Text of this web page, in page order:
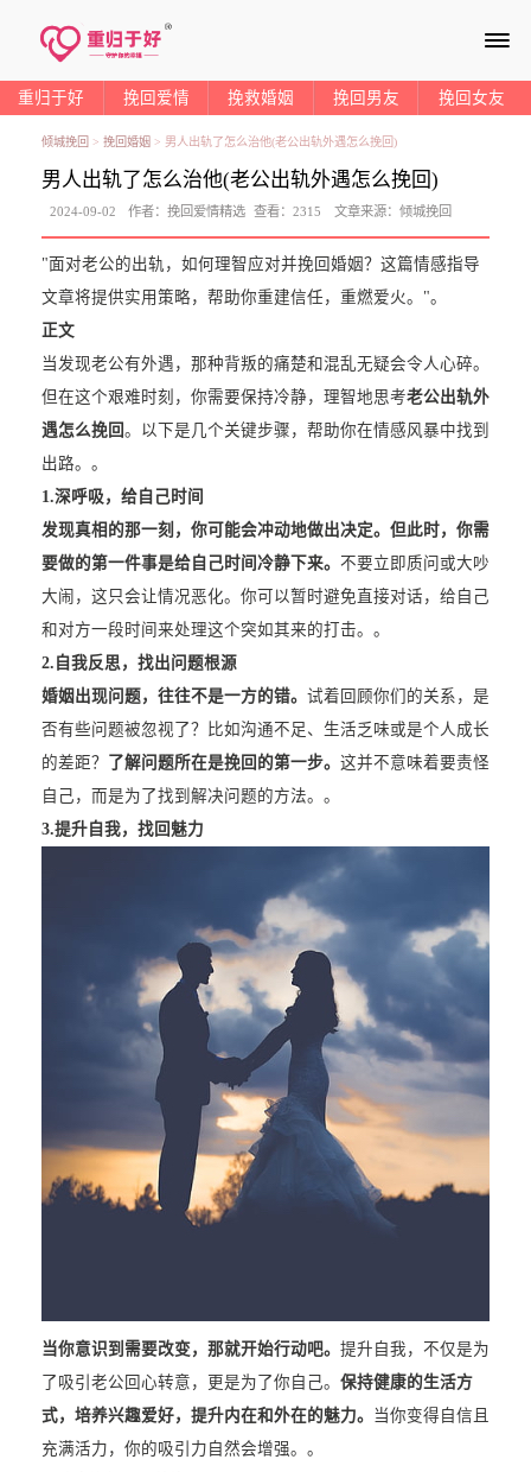
≡
重归于好 挽回爱情 挽救婚姻 挽回男友 挽回女友
倾城挽回 > 挽回婚姻 > 男人出轨了怎么治他(老公出轨外遇怎么挽回)
男人出轨了怎么治他(老公出轨外遇怎么挽回)
2024-09-02 作者：挽回爱情精选 查看：2315 文章来源： 倾城挽回
"面对老公的出轨，如何理智应对并挽回婚姻？这篇情感指导
文章将提供实用策略，帮助你重建信任，重燃爱火。"。
正文
当发现老公有外遇，那种背叛的痛楚和混乱无疑会令人心碎。
但在这个艰难时刻，你需要保持冷静，理智地思考老公出轨外
遇怎么挽回。以下是几个关键步骤，帮助你在情感风暴中找到
出路。。
1.深呼吸，给自己时间
发现真相的那一刻，你可能会冲动地做出决定。但此时，你需
要做的第一件事是给自己时间冷静下来。 不要立即质问或大吵
大闹，这只会让情况恶化。你可以暂时避免直接对话，给自己
和对方一段时间来处理这个突如其来的打击。。
2. 自我反思，找出问题根源
婚姻出现问题，往往不是一方的错。 试着回顾你们的关系，是
否有些问题被忽视了？比如沟通不足、生活乏味或是个人成长
的差距？
了解问题所在是挽回的第一步。 这并不意味着要责怪
自己，而是为了找到解决问题的方法。。
3.提升自我，找回魅力
当你意识到需要改变，那就开始行动吧。 提升自我，不仅是为
了吸引老公回心转意，更是为了你自己。 保持健康的生活方
式，培养兴趣爱好，提升内在和外在的魅力。 当你变得自信且
充满活力，你的吸引力自然会增强。。